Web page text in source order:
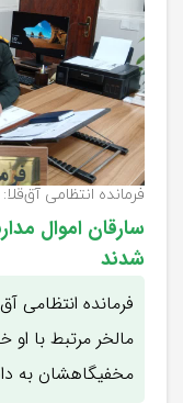
فرمانده انتظامی آق‌قلا:
سارقان اموال
شدند
فرمانده انتظامی
مالخر مرتبط با
مخفیگاهشان به